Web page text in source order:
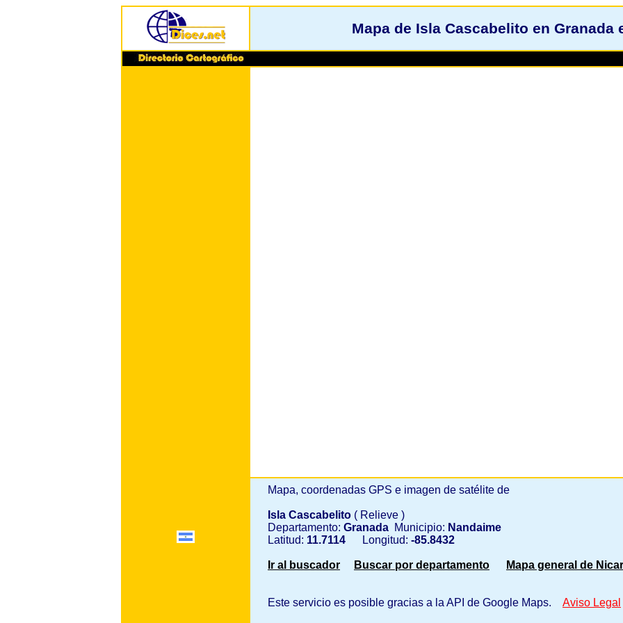
Mapa de Isla Cascabelito en Granada
Mapa, coordenadas GPS e imagen de satélite de
Isla Cascabelito ( Relieve )
Departamento: Granada Municipio: Nandaime
Latitud: 11.7114 Longitud: -85.8432
Ir al buscador Buscar por departamento Mapa general de
Este servicio es posible gracias a la API de Google Maps. Aviso Legal